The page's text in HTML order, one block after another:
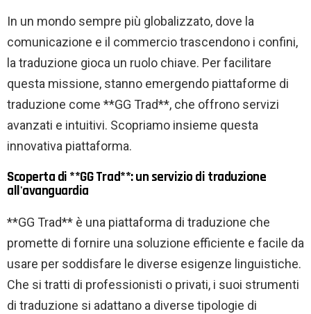
In un mondo sempre più globalizzato, dove la
comunicazione e il commercio trascendono i confini,
la traduzione gioca un ruolo chiave. Per facilitare
questa missione, stanno emergendo piattaforme di
traduzione come **GG Trad**, che offrono servizi
avanzati e intuitivi. Scopriamo insieme questa
innovativa piattaforma.
Scoperta di **GG Trad**: un servizio di traduzione
all'avanguardia
**GG Trad** è una piattaforma di traduzione che
promette di fornire una soluzione efficiente e facile da
usare per soddisfare le diverse esigenze linguistiche.
Che si tratti di professionisti o privati, i suoi strumenti
di traduzione si adattano a diverse tipologie di